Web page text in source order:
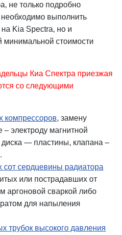
не только подробно
выполнить
Kia Spectra, но и
минимальной стоимости
Киа Спектра приезжая
со следующими
компрессоров, замену
электроду магнитной
— пластины, клапана –
сердцевины радиатора
или пострадавших от
аргоновой сваркой либо
для напыления
трубок высокого давления